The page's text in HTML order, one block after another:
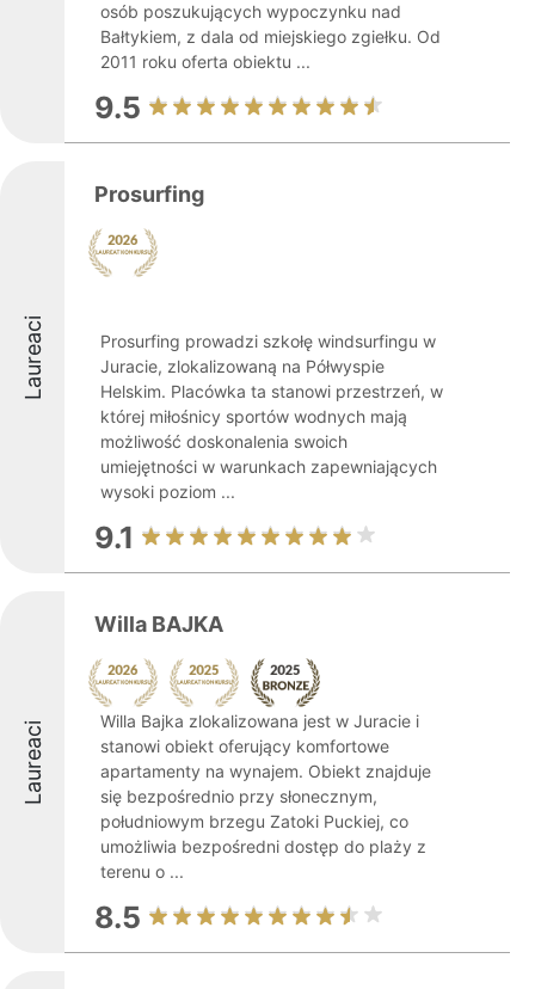
osób poszukujących wypoczynku nad
Bałtykiem, z dala od miejskiego zgiełku. Od
2011 roku oferta obiektu ...
9.5
Laureaci
Prosurfing
Prosurfing prowadzi szkołę windsurfingu w
Juracie, zlokalizowaną na Półwyspie
Helskim. Placówka ta stanowi przestrzeń, w
której miłośnicy sportów wodnych mają
możliwość doskonalenia swoich
umiejętności w warunkach zapewniających
wysoki poziom ...
9.1
Laureaci
Willa BAJKA
Willa Bajka zlokalizowana jest w Juracie i
stanowi obiekt oferujący komfortowe
apartamenty na wynajem. Obiekt znajduje
się bezpośrednio przy słonecznym,
południowym brzegu Zatoki Puckiej, co
umożliwia bezpośredni dostęp do plaży z
terenu o ...
8.5